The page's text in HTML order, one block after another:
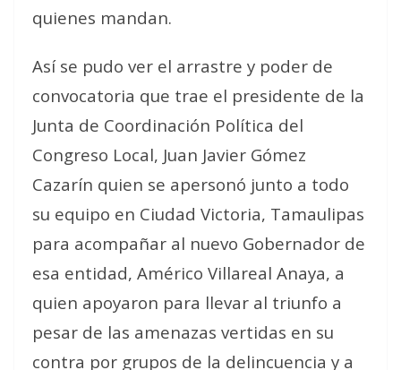
quienes mandan.
Así se pudo ver el arrastre y poder de
convocatoria que trae el presidente de la
Junta de Coordinación Política del
Congreso Local, Juan Javier Gómez
Cazarín quien se apersonó junto a todo
su equipo en Ciudad Victoria, Tamaulipas
para acompañar al nuevo Gobernador de
esa entidad, Américo Villareal Anaya, a
quien apoyaron para llevar al triunfo a
pesar de las amenazas vertidas en su
contra por grupos de la delincuencia y a